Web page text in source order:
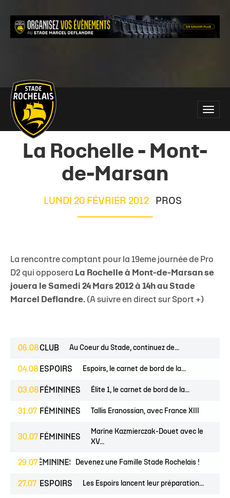
Main
site
navigation
Toggle
La Rochelle - Mont-
de-Marsan
LUNDI 20 FÉVRIER 2012 PROS
La rencontre comptant pour la 19eme journée de Pro
D2 qui opposera La Rochelle à Mont-de-Marsan se
jouera le Samedi 24 Mars 2012 à 14h au Stade
Marcel Deflandre. (A suivre en direct sur Sport +)
06.08CLUB Au Coeur du Stade, continuez de...
04.08 ESPOIRS Espoirs, le carnet de bord de la...
03.08 FÉMININES Élite 1, le carnet de bord de la...
31.07 FÉMININES Tallis Eranossian, avec France XIII
30.07 FÉMININES
Marine Kazmierczak-Douet avec le
XV...
29.07
FÉMININES CLUB
Devenez une Famille Stade Rochelais !
27.07 ESPOIRS Les Espoirs lancent leur préparation...